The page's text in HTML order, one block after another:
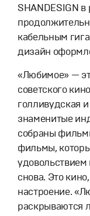
SHANDESIGN
кабельным
дизайн
«Любимое» —
советского
голливудская
знаменитые
собраны
фильмы,
снова. Это
настроение.
раскрываются